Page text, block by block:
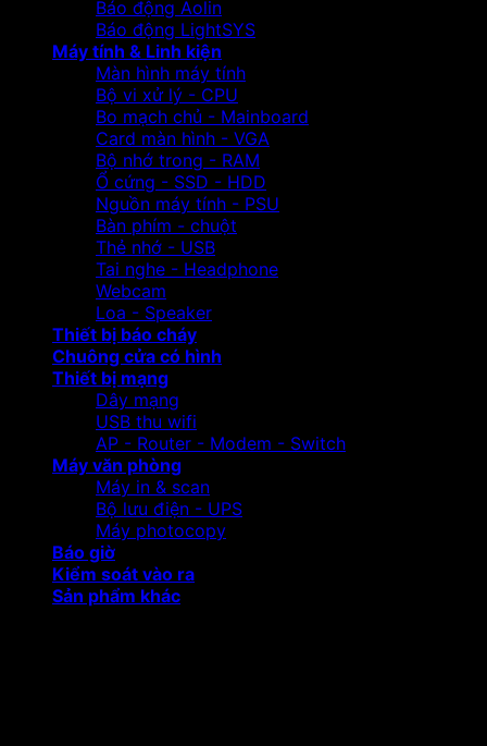
Báo động Aolin
Báo động LightSYS
Máy tính & Linh kiện
Màn hình máy tính
Bộ vi xử lý - CPU
Bo mạch chủ - Mainboard
Card màn hình - VGA
Bộ nhớ trong - RAM
Ổ cứng - SSD - HDD
Nguồn máy tính - PSU
Bàn phím - chuột
Thẻ nhớ - USB
Tai nghe - Headphone
Webcam
Loa - Speaker
Thiết bị báo cháy
Chuông cửa có hình
Thiết bị mạng
Dây mạng
USB thu wifi
AP - Router - Modem - Switch
Máy văn phòng
Máy in & scan
Bộ lưu điện - UPS
Máy photocopy
Báo giờ
Kiểm soát vào ra
Sản phẩm khác